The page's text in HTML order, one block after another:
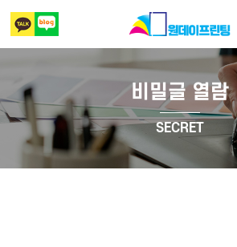
출력복사
책만들기
비밀글 열람
SECRET